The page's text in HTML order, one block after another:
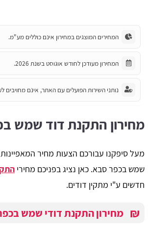
המחירים המוצגים במחירון אינם כוללים מע"מ.
המחירון מעודכן לחודש אוגוסט בשנת 2026.
נותני השירות הפועלים עם האתר, אינם מחויבים
מחירון התקנת דוד שמש
מעל סיפקנו עבורכם הצעות מחיר המאפיינות
שמש בכפר סבא. כאן נציג בפניכם מחירי
חדשים ע"י מתקין דודים.
₪ מחירון התקנת דודי שמש